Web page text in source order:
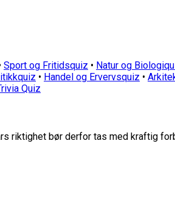
Sport og Fritidsquiz • Natur og
• Handel og Ervervsquiz •
Quiz
riktighet bør derfor tas med kraftig